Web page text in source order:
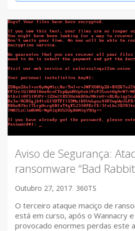
Aviso de Segurança:
ransomware “Bad
Outubro 27, 2017 360TS
O terceiro ataque maciço de
está em curso, após o Wannacry
provocado enormes perdas este